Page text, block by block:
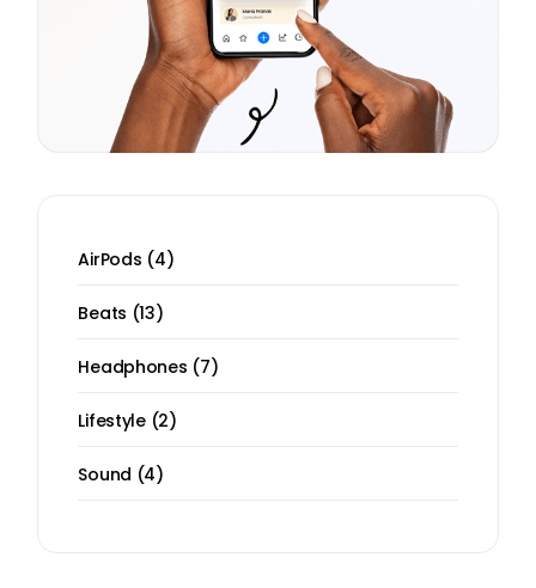
AirPods 4
Beats 13
Headphones 7
Lifestyle 2
Sound 4